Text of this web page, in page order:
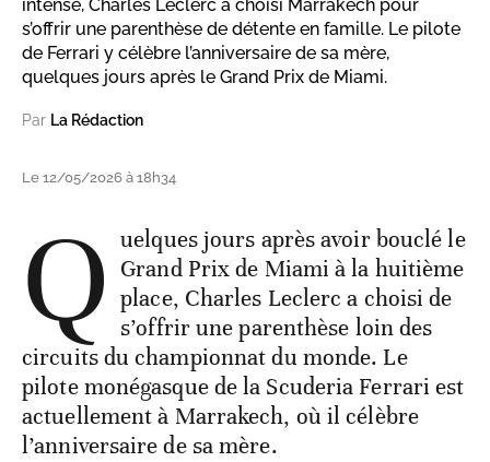
intense, Charles Leclerc a choisi Marrakech pour
s’offrir une parenthèse de détente en famille. Le pilote
de Ferrari y célèbre l’anniversaire de sa mère,
quelques jours après le Grand Prix de Miami.
Par La Rédaction
Le 12/05/2026 à 18h34
Q uelques jours après avoir bouclé le
Grand Prix de Miami à la huitième
place, Charles Leclerc a choisi de
s’offrir une parenthèse loin des
circuits du championnat du monde. Le
pilote monégasque de la Scuderia Ferrari est
actuellement à Marrakech, où il célèbre
l’anniversaire de sa mère.